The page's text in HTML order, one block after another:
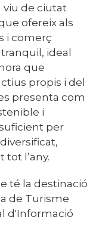
de ciutat
ofereix als
i comerç
ideal
que
propis i del
presenta com
i
per
l’any.
té la destinació
de Turisme
d'Informació